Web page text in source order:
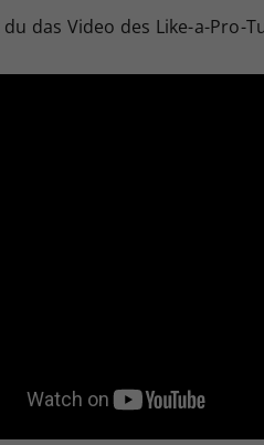
das Video des Like-a-Pro-